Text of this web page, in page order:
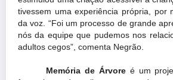
tivessem uma experiência própria, por
da voz. “Foi um processo de grande
nós da equipe que pudemos nos
adultos cegos”, comenta Negrão.
Memória de Árvore é um